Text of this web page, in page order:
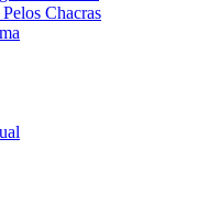
Chacras